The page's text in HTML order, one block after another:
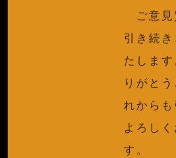
ご意見
引き続
たしま
りがと
れから
よろし
す。